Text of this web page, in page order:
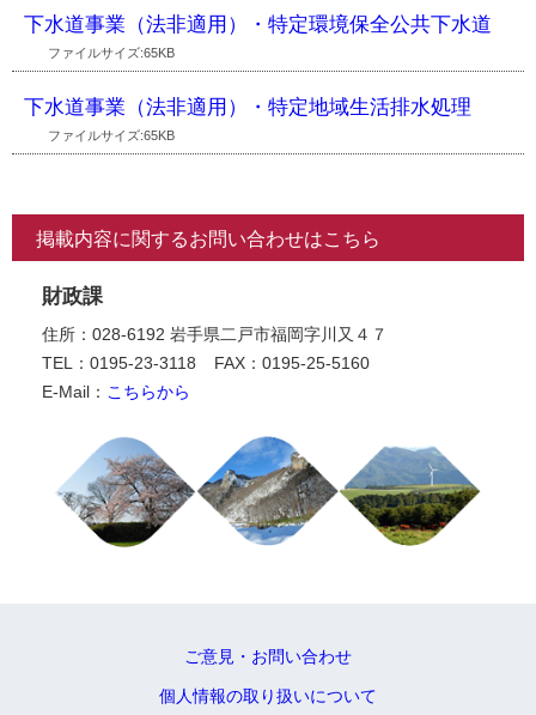
下水道事業（法非適用）・特定環境保全公共下水道
ファイルサイズ:65KB
下水道事業（法非適用）・特定地域生活排水処理
ファイルサイズ:65KB
掲載内容に関するお問い合わせはこちら
財政課
住所：028-6192 岩手県二戸市福岡字川又４７
TEL：0195-23-3118
FAX：0195-25-5160
E-Mail： こちらから
ご意見・お問い合わせ
個人情報の取り扱いについて